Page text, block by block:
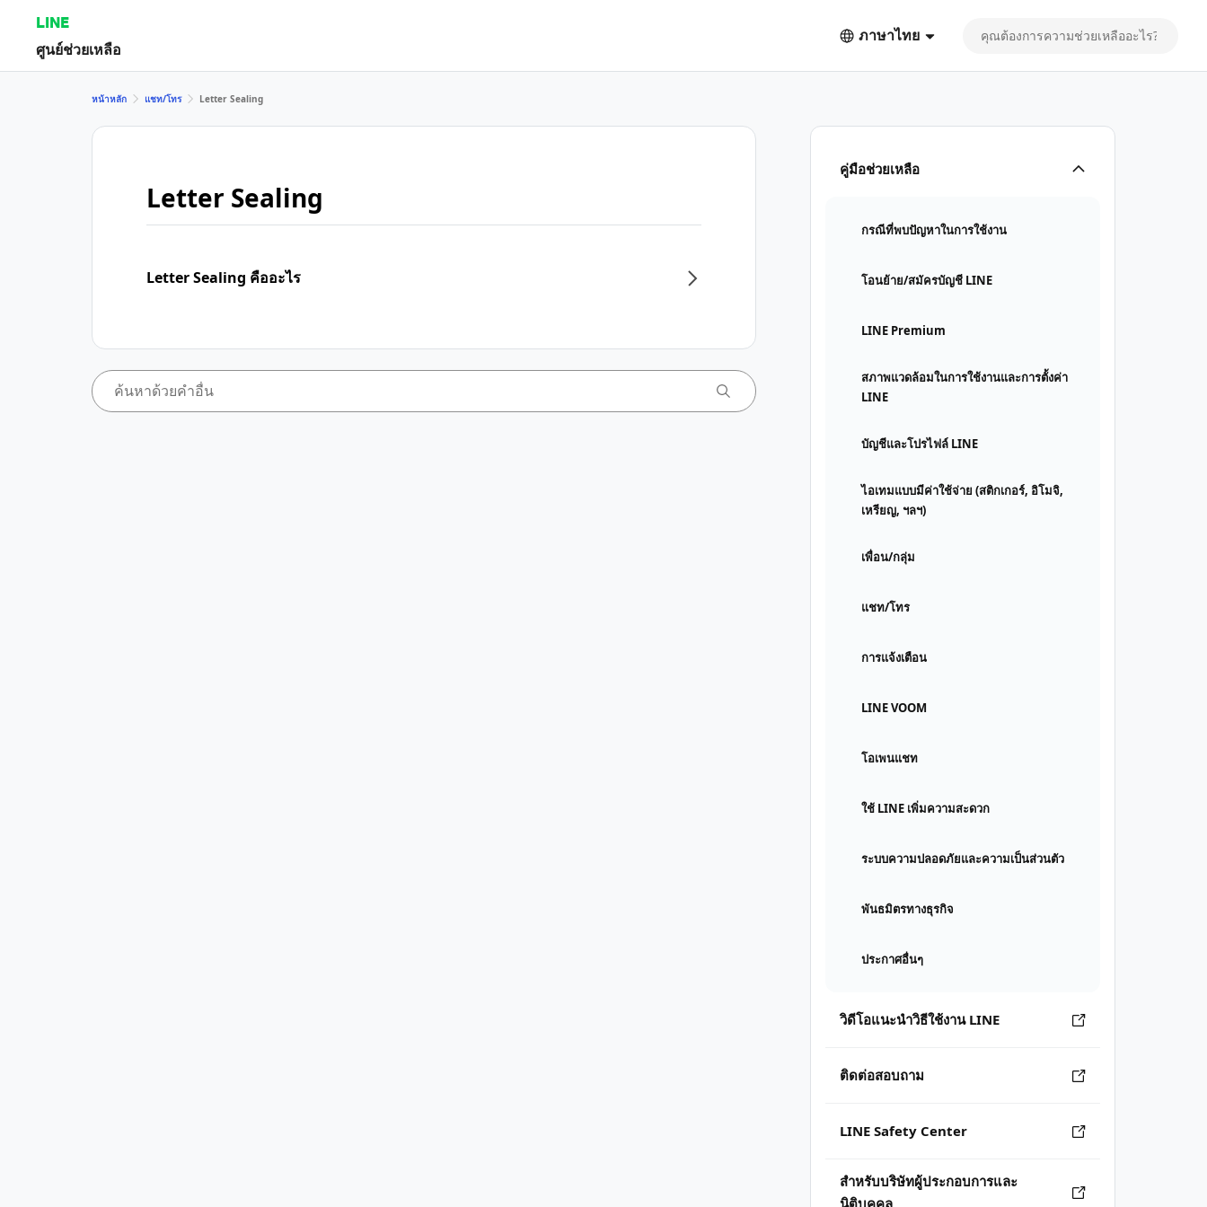
LINE
ศูนย์ช่วยเหลือ
ภาษาไทย
คู่มือช่วยเหลือ
กรณีที่พบปัญหาในการใช้งาน
โอนย้าย/สมัครบัญชี LINE
LINE Premium
สภาพแวดล้อมในการใช้งานและการตั้งค่า
LINE
บัญชีและโปรไฟล์ LINE
ไอเทมแบบมีค่าใช้จ่าย (สติกเกอร์, อิโมจิ,
เหรียญ, ฯลฯ)
เพื่อน/กลุ่ม
แชท/โทร
การแจ้งเตือน
LINE VOOM
โอเพนแชท
ใช้ LINE เพิ่มความสะดวก
ระบบความปลอดภัยและความเป็นส่วนตัว
พันธมิตรทางธุรกิจ
ประกาศอื่นๆ
วิดีโอแนะนำวิธีใช้งาน LINE
ติดต่อสอบถาม
LINE Safety Center
สำหรับบริษัทผู้ประกอบการและ
นิติบุคคล
หน้าหลัก แชท/โทร Letter Sealing
Letter Sealing
Letter Sealing คืออะไร